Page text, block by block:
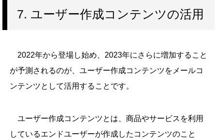
7. ユーザー作成コンテンツの活用
2022年から登場し始め、2023年にさらに増加すること
が予測されるのが、ユーザー作成コンテンツをメールコ
ンテンツとして活用することです。
ユーザー作成コンテンツとは、商品やサービスを利用
しているエンドユーザーが作成したコンテンツのこと